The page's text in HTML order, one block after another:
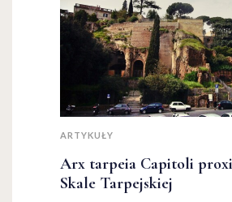
ARTYKUŁY
Arx tarpeia Capitoli
Skale Tarpejskiej